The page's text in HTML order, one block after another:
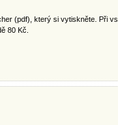
(pdf), který si vytiskněte. Při
80 Kč.